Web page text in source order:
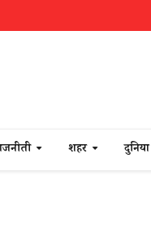
शहर दुनिया